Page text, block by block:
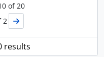
of 20
2
results